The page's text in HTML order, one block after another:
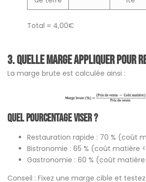
Total = 4,00€
3. Quelle marge appliquer pour
La marge brute est calculée ainsi :
Quel pourcentage viser ?
Restauration rapide : 70 % (coût
Bistronomie : 65 % (coût matière <
Gastronomie : 60 % (coût matière
Conseil : Fixez une marge cible et